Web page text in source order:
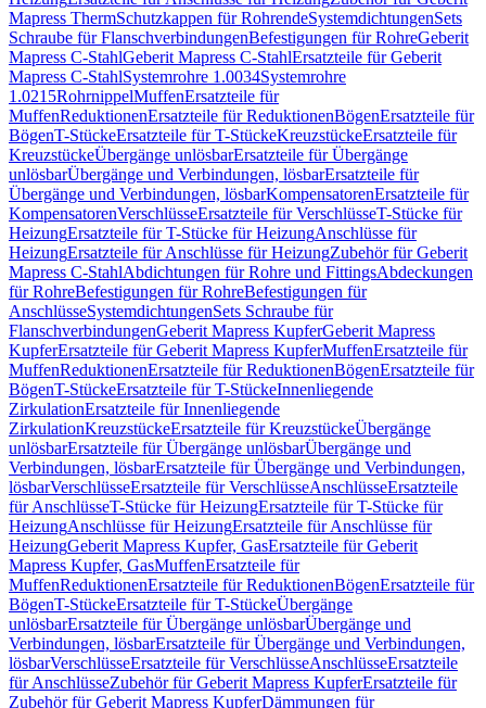
Mapress ThermSchutzkappen für RohrendeSystemdichtungenSets
Schraube für FlanschverbindungenBefestigungen für RohreGeberit
Mapress C-StahlGeberit Mapress C-StahlErsatzteile für Geberit
Mapress C-StahlSystemrohre 1.0034Systemrohre
1.0215RohrnippelMuffenErsatzteile für
MuffenReduktionenErsatzteile für ReduktionenBögenErsatzteile für
BögenT-StückeErsatzteile für T-StückeKreuzstückeErsatzteile für
KreuzstückeÜbergänge unlösbarErsatzteile für Übergänge
unlösbarÜbergänge und Verbindungen, lösbarErsatzteile für
Übergänge und Verbindungen, lösbarKompensatorenErsatzteile für
KompensatorenVerschlüsseErsatzteile für VerschlüsseT-Stücke für
HeizungErsatzteile für T-Stücke für HeizungAnschlüsse für
HeizungErsatzteile für Anschlüsse für HeizungZubehör für Geberit
Mapress C-StahlAbdichtungen für Rohre und FittingsAbdeckungen
für RohreBefestigungen für RohreBefestigungen für
AnschlüsseSystemdichtungenSets Schraube für
FlanschverbindungenGeberit Mapress KupferGeberit Mapress
KupferErsatzteile für Geberit Mapress KupferMuffenErsatzteile für
MuffenReduktionenErsatzteile für ReduktionenBögenErsatzteile für
BögenT-StückeErsatzteile für T-StückeInnenliegende
ZirkulationErsatzteile für Innenliegende
ZirkulationKreuzstückeErsatzteile für KreuzstückeÜbergänge
unlösbarErsatzteile für Übergänge unlösbarÜbergänge und
Verbindungen, lösbarErsatzteile für Übergänge und Verbindungen,
lösbarVerschlüsseErsatzteile für VerschlüsseAnschlüsseErsatzteile
für AnschlüsseT-Stücke für HeizungErsatzteile für T-Stücke für
HeizungAnschlüsse für HeizungErsatzteile für Anschlüsse für
HeizungGeberit Mapress Kupfer, GasErsatzteile für Geberit
Mapress Kupfer, GasMuffenErsatzteile für
MuffenReduktionenErsatzteile für ReduktionenBögenErsatzteile für
BögenT-StückeErsatzteile für T-StückeÜbergänge
unlösbarErsatzteile für Übergänge unlösbarÜbergänge und
Verbindungen, lösbarErsatzteile für Übergänge und Verbindungen,
lösbarVerschlüsseErsatzteile für VerschlüsseAnschlüsseErsatzteile
für AnschlüsseZubehör für Geberit Mapress KupferErsatzteile für
Zubehör für Geberit Mapress KupferDämmungen für